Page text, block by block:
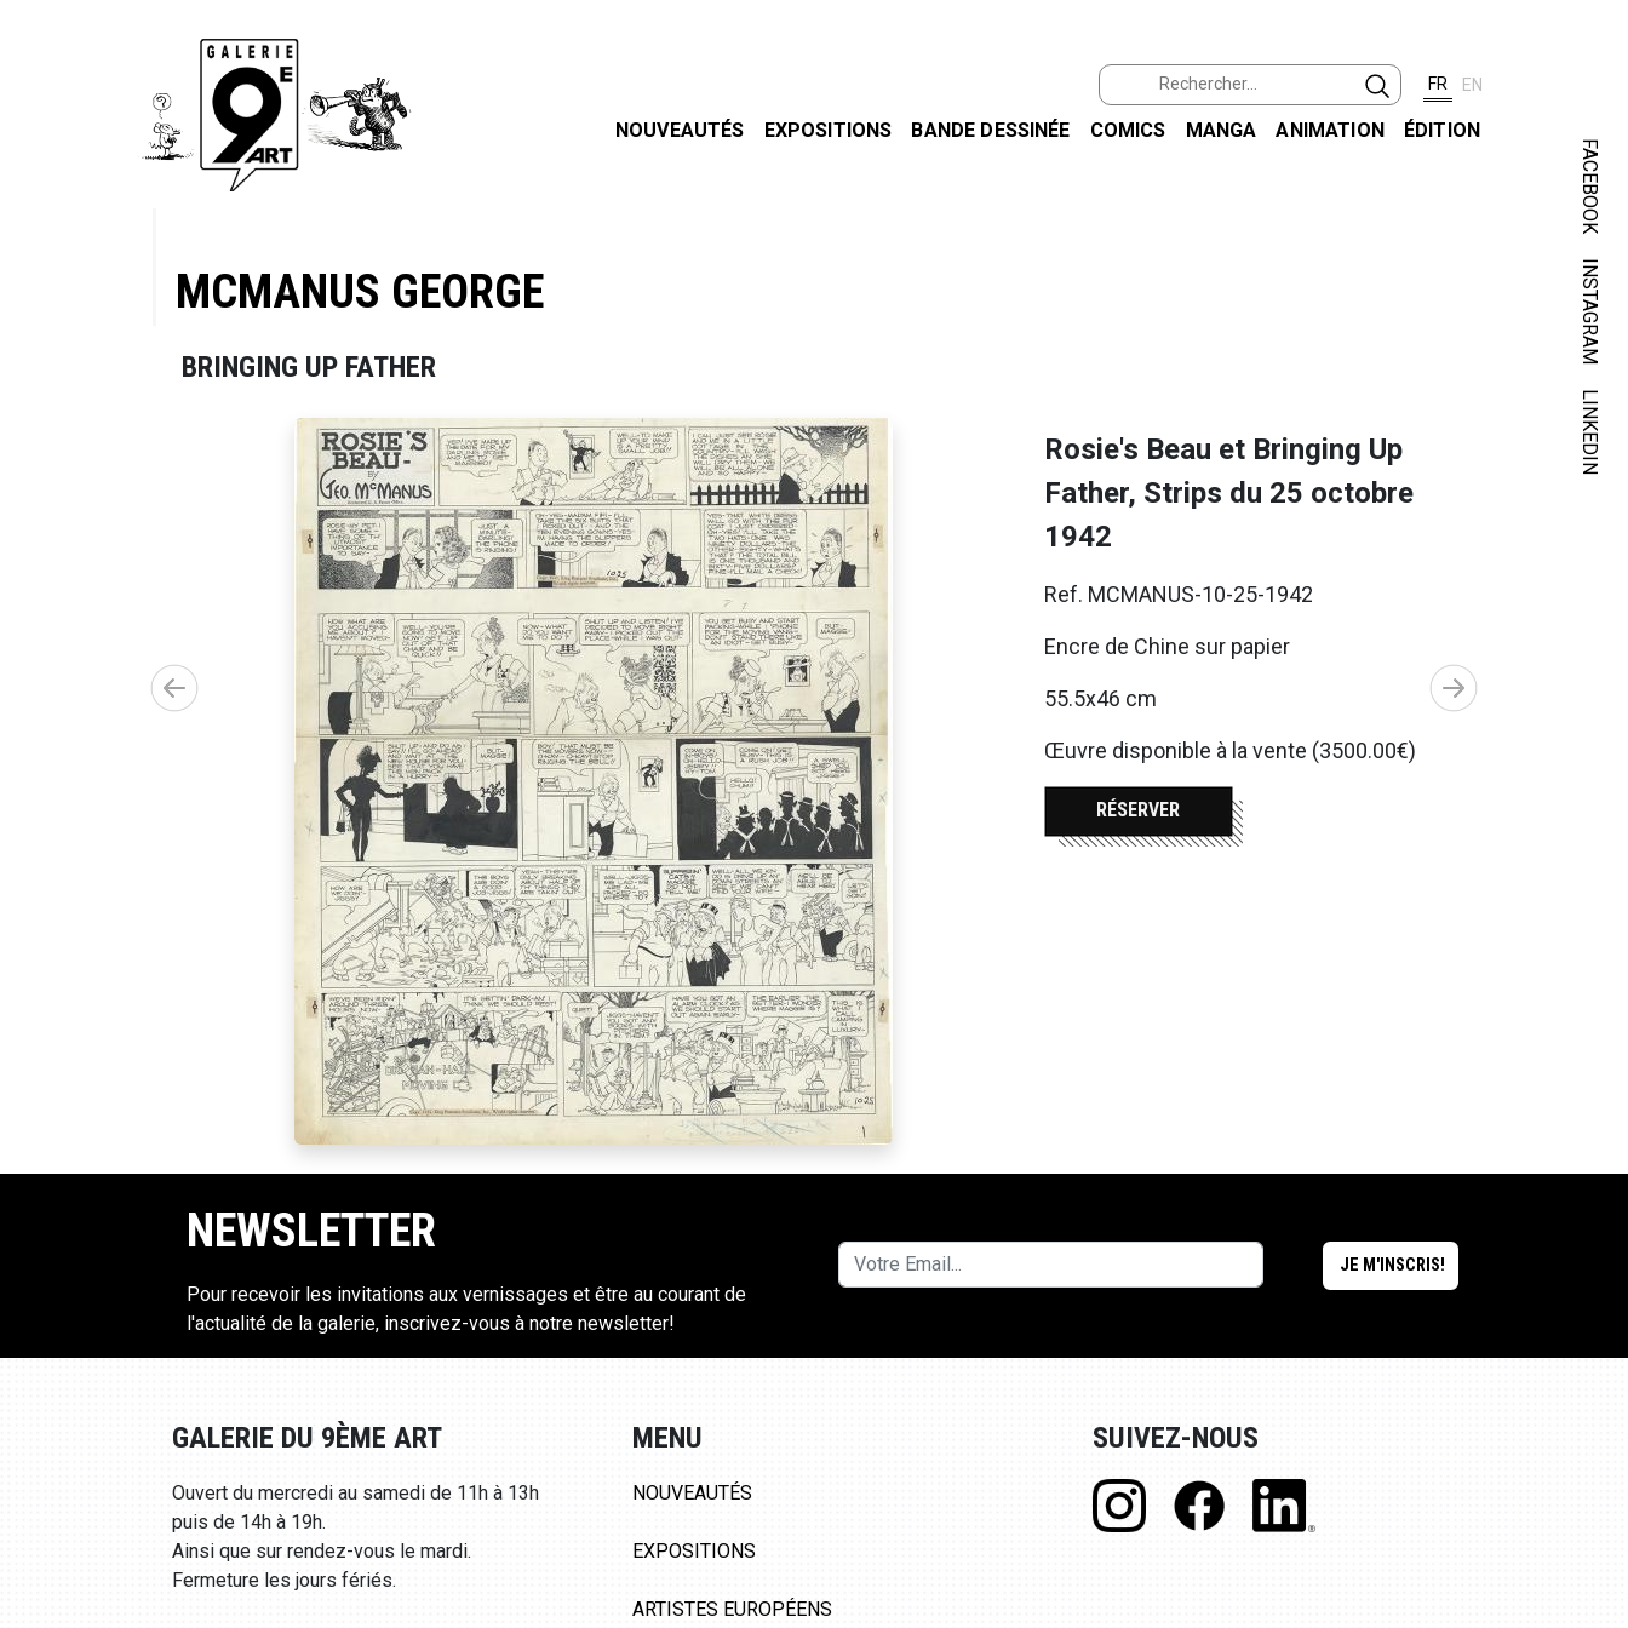
FR EN
NOUVEAUTÉS EXPOSITIONS BANDE DESSINÉE COMICS MANGA ANIMATION ÉDITION
FACEBOOK
INSTAGRAM
LINKEDIN
MCMANUS GEORGE
BRINGING UP FATHER
Rosie's Beau et Bringing Up
Father, Strips du 25 octobre
1942
Ref. MCMANUS-10-25-1942
Encre de Chine sur papier
55.5x46 cm
Œuvre disponible à la vente (3500.00€)
RÉSERVER
FELIX
NEWSLETTER
Pour recevoir les invitations aux vernissages et être au courant de
l'actualité de la galerie, inscrivez-vous à notre newsletter!
GALERIE DU 9ÈME ART
Ouvert du mercredi au samedi de 11h à 13h
puis de 14h à 19h.
Ainsi que sur rendez-vous le mardi.
Fermeture les jours fériés.
MENU
NOUVEAUTÉS
EXPOSITIONS
ARTISTES EUROPÉENS
SUIVEZ-NOUS